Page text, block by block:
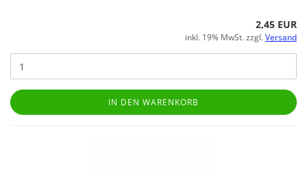
2,45 EUR
inkl. 19% MwSt. zzgl.Versand
IN DEN WARENKORB